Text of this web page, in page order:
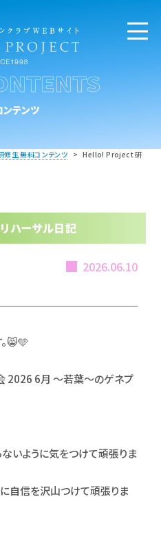
テンツ
修生 無料コンテンツ > Hello! Project 研
ーサル日記
2026.06.10
😸🩵
2026 6月 ～若葉～のゲネプ
いように気をつけて頑張りま
自信を沢山つけて頑張りま